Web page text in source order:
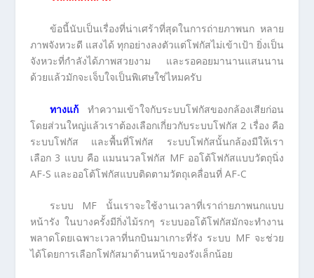
ข้อนี้นับเป็นเรื่องที่น่าเศร้าที่สุดในการถ่ายภาพนก หลาย
ภาพจังหวะดี แสงได้ ทุกอย่างลงตัวแต่โฟกัสไม่เข้าเป้า ยิ่งเป็น
จังหวะที่กำลังได้ภาพสวยงาม และรอคอยมานานแสนนาน
ด้วยแล้วมักจะเจ็บใจเป็นพิเศษใช่ไหมครับ
ทางแก้ทำความเข้าใจกับระบบโฟกัสของกล้องเสียก่อน
โดยส่วนใหญ่แล้วเราต้องเลือกเกี่ยวกับระบบโฟกัส 2 เรื่อง คือ
ระบบโฟกัส และพื้นที่โฟกัส ระบบโฟกัสนั้นกล้องมีให้เรา
เลือก 3 แบบ คือ แมนนวลโฟกัส MF ออโต้โฟกัสแบบวัตถุนิ่ง
AF-S และออโต้โฟกัสแบบติดตามวัตถุเคลื่อนที่ AF-C
ระบบ MF นั้นเราจะใช้งานเวลาที่เราถ่ายภาพนกแบบ
หน้ารัง ในบางครั้งมีกิ่งไม้รกๆ ระบบออโต้โฟกัสมักจะทำงาน
พลาดโดยเฉพาะเวลาที่นกบินมาเกาะที่รัง ระบบ MF จะช่วย
ได้โดยการเลือกโฟกัสมาด้านหน้าของรังเล็กน้อย